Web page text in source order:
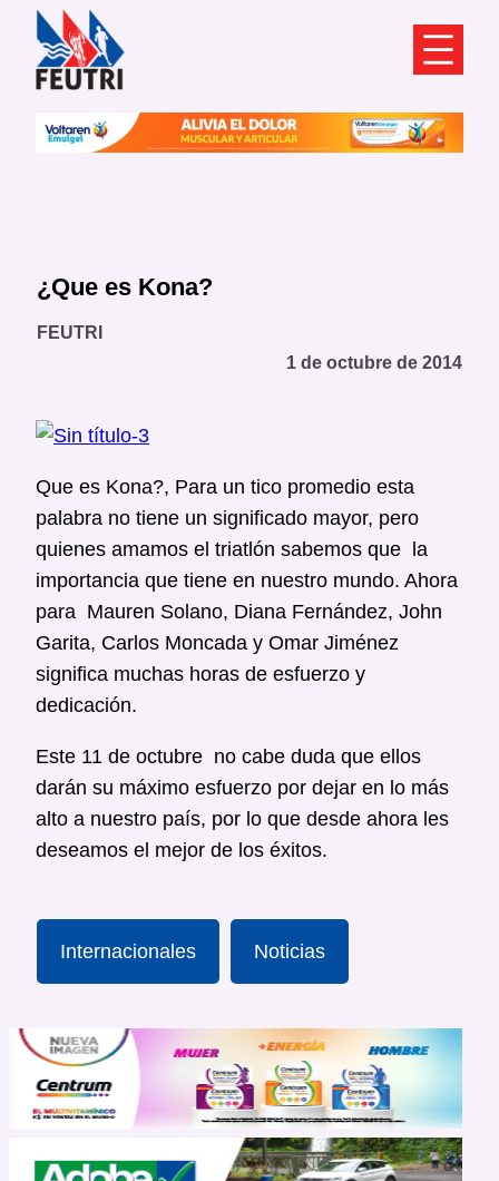
Saltar
contenido
¿Que es Kona?
FEUTRI
1 de octubre de 2014
Que es Kona?, Para un tico promedio esta
palabra no tiene un significado mayor, pero
quienes amamos el triatlón sabemos que la
importancia que tiene en nuestro mundo. Ahora
para Mauren Solano, Diana Fernández, John
Garita, Carlos Moncada y Omar Jiménez
significa muchas horas de esfuerzo y
dedicación.
Este 11 de octubre no cabe duda que ellos
darán su máximo esfuerzo por dejar en lo más
alto a nuestro país, por lo que desde ahora les
deseamos el mejor de los éxitos.
Internacionales Noticias